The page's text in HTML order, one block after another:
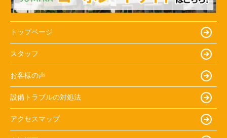
トップページ
スタッフ
お客様の声
設備トラブルの対処法
アクセスマップ